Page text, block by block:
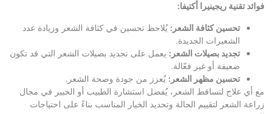
فوائد تقنية ريجينيرا أكتيفا:
تحسين كثافة الشعر : يُلاحظ تحسين في كثافة الشعر وزيادة عدد
الشعيرات الجديدة.
تجديد بصيلات الشعر : يعمل على تجديد بصيلات الشعر التي قد تكون
ضعيفة أو غير فعّالة.
تحسين مظهر الشعر : يُعزز من جودة وصحة الشعر.
مع أي علاج لتساقط الشعر، يُفضل استشارة الطبيب أو الخبير في مجال
زراعة الشعر لتقييم الحالة وتحديد الخيار المناسب بناءً على احتياجات